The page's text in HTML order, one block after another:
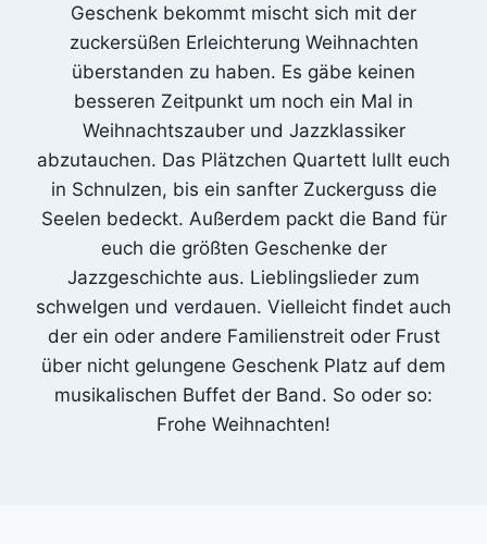
Geschenk bekommt mischt sich mit der
zuckersüßen Erleichterung Weihnachten
überstanden zu haben. Es gäbe keinen
besseren Zeitpunkt um noch ein Mal in
Weihnachtszauber und Jazzklassiker
abzutauchen. Das Plätzchen Quartett lullt euch
in Schnulzen, bis ein sanfter Zuckerguss die
Seelen bedeckt. Außerdem packt die Band für
euch die größten Geschenke der
Jazzgeschichte aus. Lieblingslieder zum
schwelgen und verdauen. Vielleicht findet auch
der ein oder andere Familienstreit oder Frust
über nicht gelungene Geschenk Platz auf dem
musikalischen Buffet der Band. So oder so:
Frohe Weihnachten!